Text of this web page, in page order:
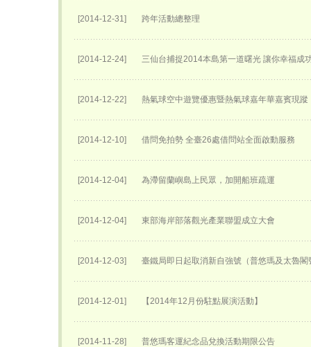
[2014-12-31] 跨年活動總整理
[2014-12-24] 三仙台捕捉2014本島第一道曙光 讓你幸福成
[2014-12-22] 熱氣球空中遊覽優惠暨熱氣球嘉年華嘉賓現蹤
[2014-12-10] 借問免拍勢 全臺26處借問站全面啟動服務
[2014-12-04] 為滯留蘭嶼島上民眾，加開船班疏運
[2014-12-04] 東部海岸部落觀光產業聯盟成立大會
[2014-12-03] 臺鐵局即日起取消新自強號（普悠瑪及太魯
[2014-12-01] 【2014年12月份駐點展演活動】
[2014-11-28] 普悠瑪客運紀念品兌換活動期限公告